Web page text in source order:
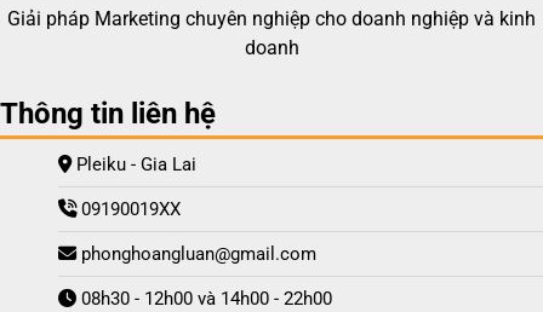
Giải pháp Marketing chuyên nghiệp cho doanh nghiệp và kinh
doanh
Thông tin liên hệ
Pleiku - Gia Lai
09190019XX
phonghoangluan@gmail.com
08h30 - 12h00 và 14h00 - 22h00